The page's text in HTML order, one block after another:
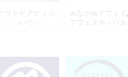
アウトドアディジ
みなかみアウトド
アフェスティバル